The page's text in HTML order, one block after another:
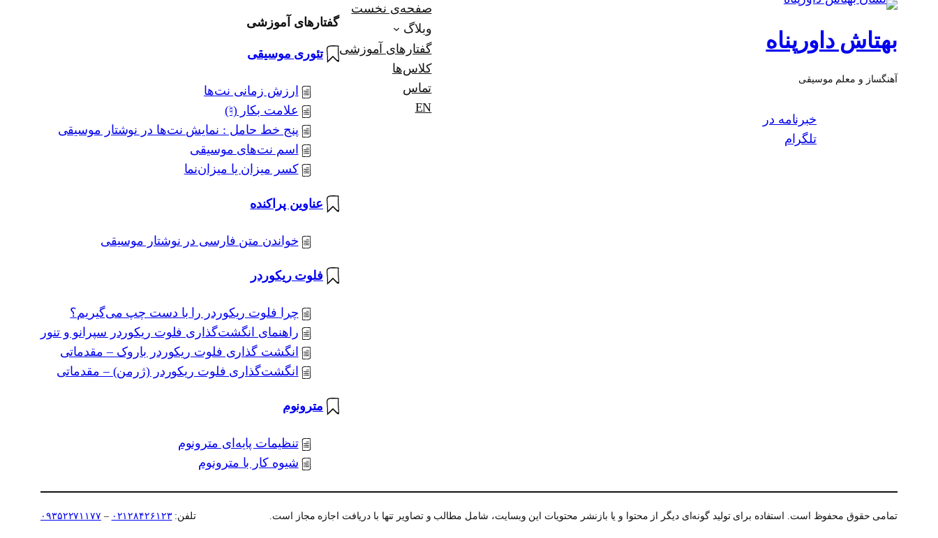
بهتاش داورپناه
آهنگساز و معلم موسیقی
خبرنامه در
تلگرام
صفحه‌ی نخست
وبلاگ
گفتارهای آموزشی
کلاس‌ها
تماس
EN
گفتارهای آموزشی
تئوری موسیقی
ارزش زمانی نت‌ها
علامت بکار (♮)
پنج خط حامل : نمایش نت‌ها در نوشتار موسیقی
اسم نت‌های موسیقی
کسر میزان یا میزان‌نما
عناوین پراکنده
خواندن متن فارسی در نوشتار موسیقی
فلوت ریکوردر
چرا فلوت ریکوردر را با دست چپ می‌گیریم؟
راهنمای انگشت‌گذاری فلوت ریکوردر سپرانو و تنور
انگشت گذاری فلوت ریکوردر باروک – مقدماتی
انگشت‌گذاری فلوت ریکوردر (ژرمن) – مقدماتی
مترونوم
تنظیمات پایه‌ای مترونوم
شیوه کار با مترونوم
تمامی حقوق محفوظ است. استفاده برای تولید گونه‌ای دیگر از محتوا و یا بازنشر محتویات این وبسایت، شامل مطالب و تصاویر تنها با دریافت اجازه مجاز است. تلفن:۰۲۱۲۸۴۲۶۱۲۳ – ۰۹۳۵۲۲۷۱۱۷۷